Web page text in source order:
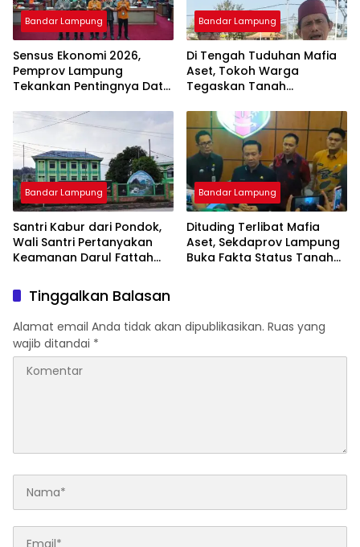
Bandar Lampung
Sensus Ekonomi 2026,
Pemprov Lampung
Tekankan Pentingnya Data
Tepat Sasaran
Bandar Lampung
Di Tengah Tuduhan Mafia
Aset, Tokoh Warga
Tegaskan Tanah
Kini Dibangun SPBU Haji
Suef
Bandar Lampung
Santri Kabur dari Pondok,
Wali Santri Pertanyakan
Keamanan Darul Fattah
Bandar Lampung
Dituding Terlibat Mafia
Aset, Sekdaprov Lampung
Buka Fakta Status Tanah
Tinggalkan Balasan
Alamat email Anda tidak akan dipublikasikan. Ruas yang
wajib ditandai *